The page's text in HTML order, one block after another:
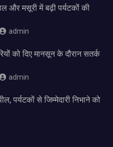
और मसूरी में बढ़ी पर्यटकों की
admin
को दिए मानसून के दौरान सतर्क
admin
पर्यटकों से जिम्मेदारी निभाने को